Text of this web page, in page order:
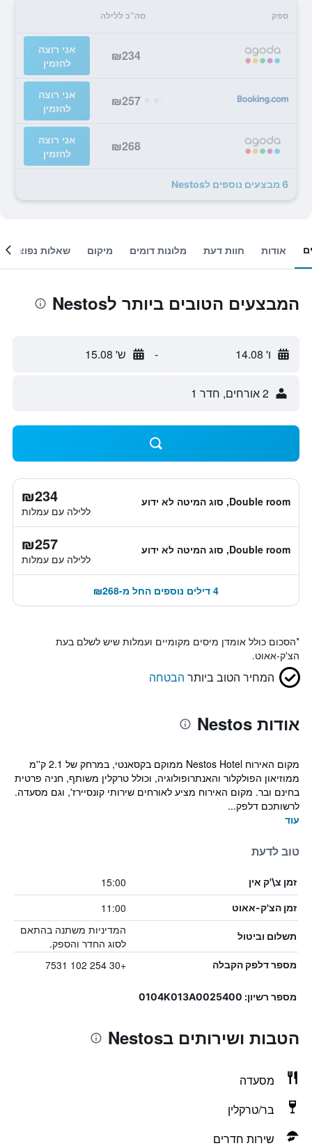
ספק סה"כ ללילה
₪234
אני רוצה
להזמין
₪257
אני רוצה
להזמין
₪268
אני רוצה
להזמין
6 מבצעים נוספים לNestos
אודות חוות דעת מלונות דומים מיקום שאלות נפוצות
המבצעים הטובים ביותר לNestos
ו' 14.08 - ש' 15.08
2 אורחים, חדר 1
Double room, סוג המיטה לא ידוע ₪234
ללילה עם עמלות
Double room, סוג המיטה לא ידוע ₪257
ללילה עם עמלות
4 דילים נוספים החל מ-₪268
*הסכום כולל אומדן מיסים מקומיים ועמלות שיש לשלם בעת
הצ'ק-אאוט.
המחיר הטוב ביותר הבטחה
אודות Nestos
מקום האירוח Nestos Hotel ממוקם בקסאנטי, במרחק של 2.1 ק''מ
ממוזיאון הפולקלור והאנתרופולוגיה, וכולל טרקלין משותף, חניה פרטית
בחינם ובר. מקום האירוח מציע לאורחים שירותי קונסיירז', וגם מסעדה.
לרשותכם דלפק...
עוד
טוב לדעת
זמן צ\'ק אין 15:00
זמן הצ'ק-אאוט 11:00
תשלום וביטול
המדיניות משתנה בהתאם
לסוג החדר והספק.
מספר דלפק הקבלה +30 254 102 7531
מספר רשיון: 0104Κ013Α0025400
הטבות ושירותים בNestos
מסעדה
בר/טרקלין
שירות חדרים